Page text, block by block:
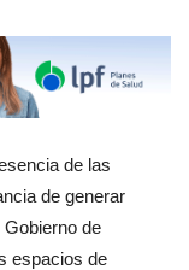
de las
de generar
de
espacios de